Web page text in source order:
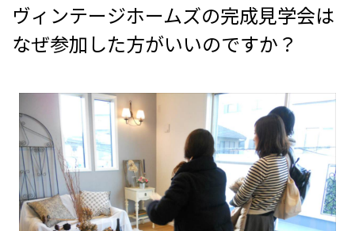
ヴィンテージホームズの完成見学会は
なぜ参加した方がいいのですか？